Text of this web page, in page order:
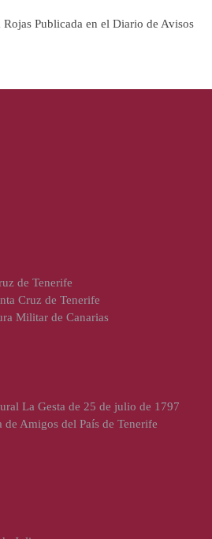
de Tenerife
Cruz de Tenerife
Militar de Canarias
La Gesta de 25 de julio de 1797
de Amigos del País de Tenerife